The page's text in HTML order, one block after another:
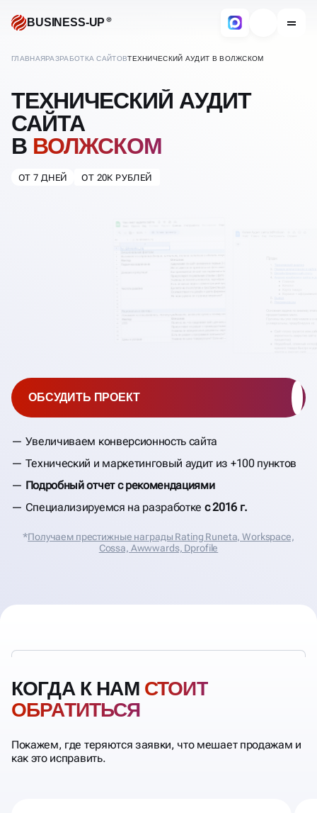
BUSINESS-UP
ГЛАВНАЯРАЗРАБОТКА САЙТОВТЕХНИЧЕСКИЙ АУДИТ В ВОЛЖСКОМ
ТЕХНИЧЕСКИЙ АУДИТ
САЙТА
В ВОЛЖСКОМ
ОТ 7 ДНЕЙ ОТ 20К РУБЛЕЙ
Увеличиваем конверсионность сайта
Технический и маркетинговый аудит из +100 пунктов
Подробный отчет с рекомендациями
Специализируемся на разработке с 2016 г.
ОБСУДИТЬ ПРОЕКТ
*Получаем престижные награды Rating Runeta, Workspace,
Cossa, Аwwwards, Dprofile
КОГДА К НАМ СТОИТ
ОБРАТИТЬСЯ
Покажем, где теряются заявки, что мешает продажам и
как это исправить.